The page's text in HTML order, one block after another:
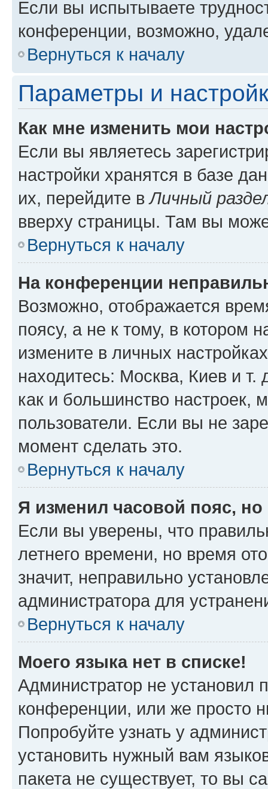
Если вы испытываете
конференции, возможно,
Вернуться к началу
Параметры и
Как мне изменить мои
Если вы являетесь
настройки хранятся в базе
их, перейдите вЛичный
вверху страницы. Там вы
Вернуться к началу
На конференции
Возможно, отображается
поясу, а не к тому, в котором
измените в личных
находитесь: Москва, Киев и т.
как и большинство настроек,
пользователи. Если вы не
момент сделать это.
Вернуться к началу
Я изменил часовой пояс,
Если вы уверены, что
летнего времени, но время
значит, неправильно
администратора для
Вернуться к началу
Моего языка нет в списке!
Администратор не установил
конференции, или же просто
Попробуйте узнать у
установить нужный вам
пакета не существует, то вы